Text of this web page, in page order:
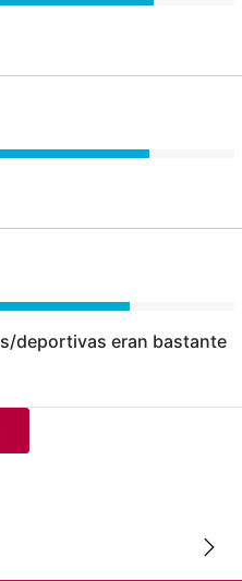
deportivas eran bastante